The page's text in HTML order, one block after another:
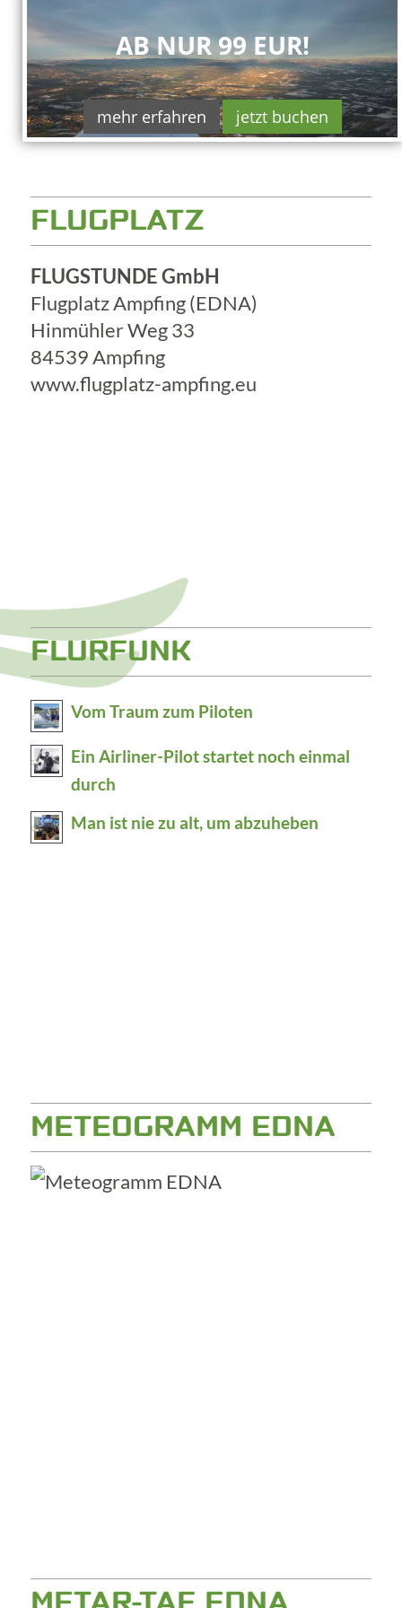
FLUGPLATZ
FLUGSTUNDE GmbH
Flugplatz Ampfing (EDNA)
Hinmühler Weg 33
84539 Ampfing
www.flugplatz-ampfing.eu
FLURFUNK
Vom Traum zum Piloten
Ein Airliner-Pilot startet noch einmal
durch
Man ist nie zu alt, um abzuheben
METEOGRAMM EDNA
AB NUR 99 EUR!
mehr erfahren jetzt buchen